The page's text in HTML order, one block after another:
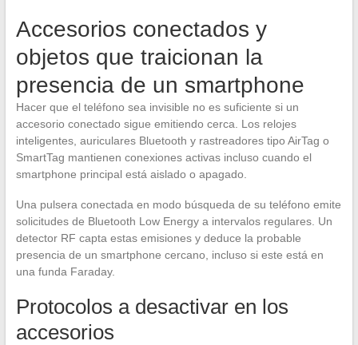
Accesorios conectados y
objetos que traicionan la
presencia de un smartphone
Hacer que el teléfono sea invisible no es suficiente si un
accesorio conectado sigue emitiendo cerca. Los relojes
inteligentes, auriculares Bluetooth y rastreadores tipo AirTag o
SmartTag mantienen conexiones activas incluso cuando el
smartphone principal está aislado o apagado.
Una pulsera conectada en modo búsqueda de su teléfono emite
solicitudes de Bluetooth Low Energy a intervalos regulares. Un
detector RF capta estas emisiones y deduce la probable
presencia de un smartphone cercano, incluso si este está en
una funda Faraday.
Protocolos a desactivar en los
accesorios